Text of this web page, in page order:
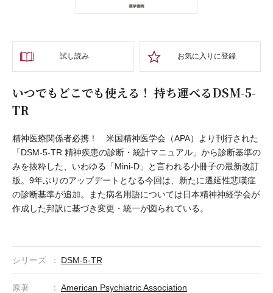
試し読み お気に入りに登録
いつでもどこでも使える！ 持ち運べるDSM-5-
TR
精神医療関係者必携！ 米国精神医学会（APA）より刊行された
「DSM-5-TR 精神疾患の診断・統計マニュアル」から診断基準の
みを抜粋した、いわゆる「Mini-D」と言われる小冊子の最新改訂
版。9年ぶりのアップデートとなる今回は、新たに遷延性悲嘆症
の診断基準が追加。また病名用語については日本精神神経学会が
作成した邦訳に基づき変更・統一が図られている。
シリーズ DSM-5-TR
原著 American Psychiatric Association